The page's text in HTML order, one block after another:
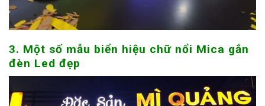
3.Một số mẫu biển hiệu chữ nổi Mica gắn
đèn Led đẹp